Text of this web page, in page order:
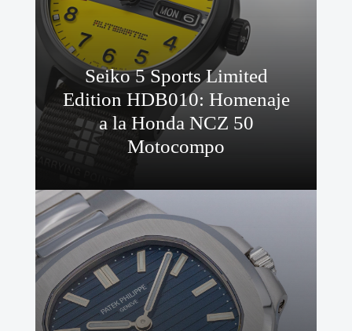
Seiko 5 Sports Limited
Edition HDB010: Homenaje
a la Honda NCZ 50
Motocompo